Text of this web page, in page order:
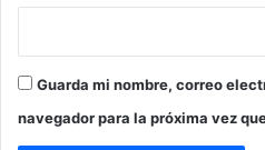
Guarda mi nombre, correo
navegador para la próxima vez